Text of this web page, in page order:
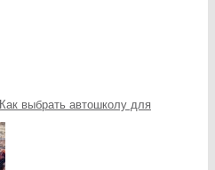
Как выбрать автошколу для